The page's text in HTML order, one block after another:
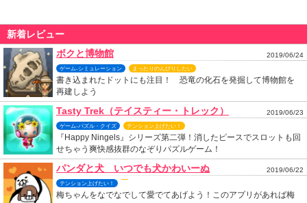
新着レビュー
ボクと博物館
2019/06/24
ゲーム-シミュレーション まったりのんびりしたい
書き込まれたドットにも注目！ 恐竜の化石を発掘して博物館を
再建しよう
Tasty Trek（テイスティー・トレック） 2019/06/23
ゲーム-パズル・クイズ テンション上げたい！
『Happy Ningels』シリーズ第二弾！消したピースでスロットも回
せちゃう爽快感抜群のなぞりパズルゲーム！
パンダと犬 いつでも犬かわいーぬ 2019/06/22
テンション上げたい！
梅ちゃんをなでなでして愛でてあげよう！このアプリがあれば梅